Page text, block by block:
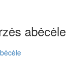
abėcėle